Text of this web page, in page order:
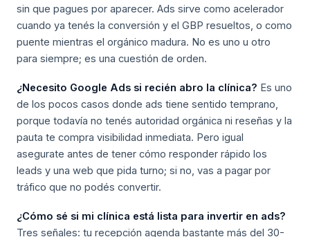
sin que pagues por aparecer. Ads sirve como acelerador
cuando ya tenés la conversión y el GBP resueltos, o como
puente mientras el orgánico madura. No es uno u otro
para siempre; es una cuestión de orden.
¿Necesito Google Ads si recién abro la clínica? Es uno
de los pocos casos donde ads tiene sentido temprano,
porque todavía no tenés autoridad orgánica ni reseñas y la
pauta te compra visibilidad inmediata. Pero igual
asegurate antes de tener cómo responder rápido los
leads y una web que pida turno; si no, vas a pagar por
tráfico que no podés convertir.
¿Cómo sé si mi clínica está lista para invertir en ads?
Tres señales: tu recepción agenda bastante más del 30-